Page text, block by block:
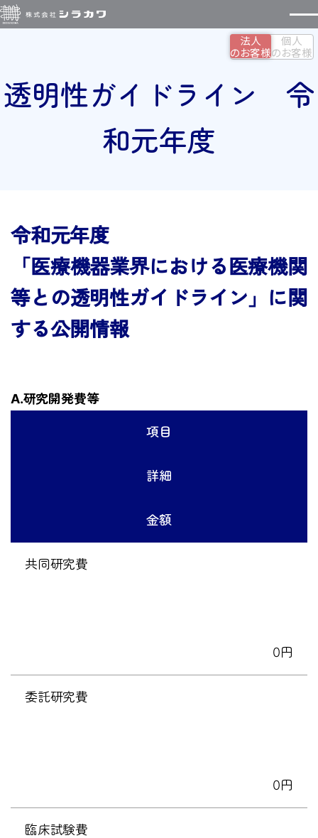
法人
のお客様
個人
のお客様
透明性ガイドライン 令
和元年度
令和元年度
「医療機器業界における医療機関
等との透明性ガイドライン」に関
する公開情報
A.研究開発費等
項目
詳細
金額
共同研究費
0円
委託研究費
0円
臨床試験費